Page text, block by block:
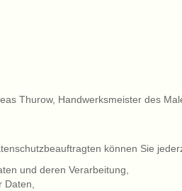
Thurow, Handwerksmeister des
können Sie
und deren Verarbeitung,